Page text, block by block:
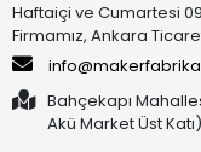
Haftaiçi ve Cumartesi
Firmamız, Ankara
Bahçekapı
Akü Market Üst